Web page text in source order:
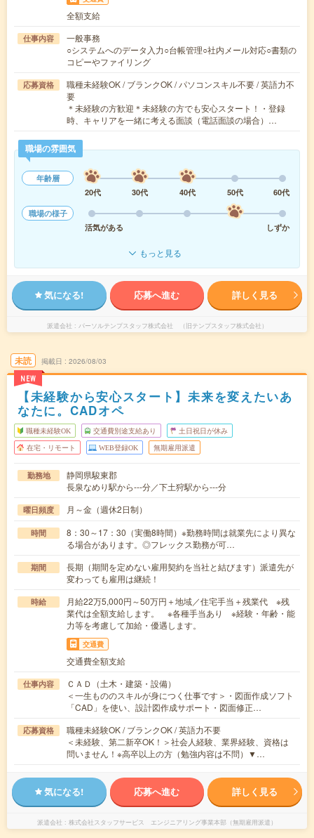
全額支給
仕事内容
一般事務
○システムへのデータ入力○台帳管理○社内メール対応○書類の
コピーやファイリング
応募資格
職種未経験OK / ブランクOK / パソコンスキル不要 / 英語力不
要
＊未経験の方歓迎＊未経験の方でも安心スタート！・登録
時、キャリアを一緒に考える面談（電話面談の場合）…
職場の雰囲気
年齢層
20代
30代 40代 50代
60代
職場の様子
活気がある
しずか
もっと見る
気になる! 応募へ進む 詳しく見る
派遣会社 パーソルテンプスタッフ株式会社 （旧テンプスタッフ株式会社）
未読
NEW
掲載日 2026/08/03
【未経験から安心スタート】未来を変えたいあ
なたに。CADオペ
職種未経験OK 交通費別途支給あり 土日祝日が休み
在宅・リモート WEB登録OK 無期雇用派遣
勤務地
静岡県駿東郡
長泉なめり駅から---分／下土狩駅から---分
曜日頻度 月～金（週休2日制）
時間
8：30～17：30（実働8時間）※勤務時間は就業先により異な
る場合があります。◎フレックス勤務が可…
期間
長期（期間を定めない雇用契約を当社と結びます）派遣先が
変わっても雇用は継続！
時給
月給22万5,000円～50万円＋地域／住宅手当＋残業代 ※残
業代は全額支給します。 ※各種手当あり ※経験・年齢・能
力等を考慮して加給・優遇します。
交通費
交通費全額支給
仕事内容
ＣＡＤ（土木・建築・設備）
＜一生もののスキルが身につく仕事です＞・図面作成ソフト
「CAD」を使い、設計図作成サポート・図面修正…
応募資格
職種未経験OK / ブランクOK / 英語力不要
＜未経験、第二新卒OK！＞社会人経験、業界経験、資格は
問いません！※高卒以上の方（勉強内容は不問）▼…
気になる! 応募へ進む 詳しく見る
派遣会社 株式会社スタッフサービス エンジニアリング事業本部（無期雇用派遣）